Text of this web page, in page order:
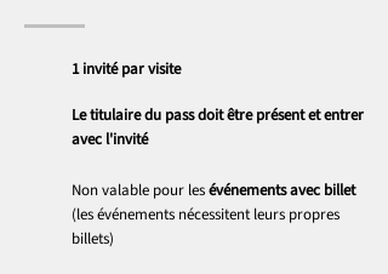
1 invité par visite
Le titulaire du pass doit être présent et entrer
avec l'invité
Non valable pour lesévénements avec billet
(les événements nécessitent leurs propres
billets)